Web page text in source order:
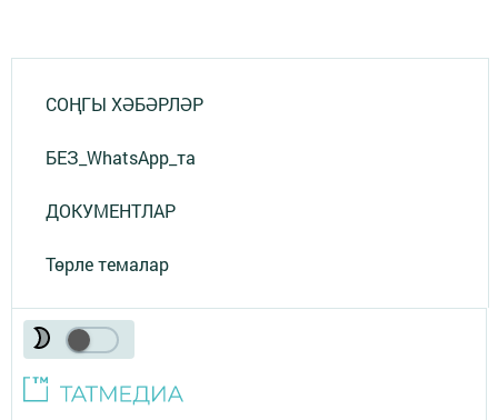
СОҢГЫ ХӘБӘРЛӘР
БЕЗ_WhatsApp_та
ДОКУМЕНТЛАР
Төрле темалар